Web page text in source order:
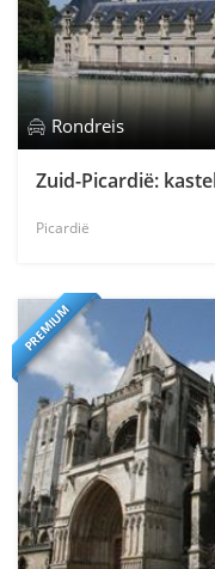
Rondreis
Zuid-Picardië:
Picardië
PREMIUM